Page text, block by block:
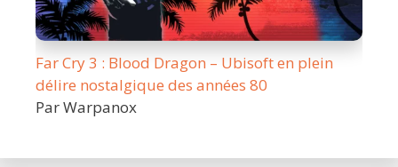
Far Cry 3 : Blood Dragon – Ubisoft en plein
délire nostalgique des années 80
Par Warpanox